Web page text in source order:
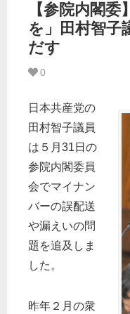
【参院内閣
を」田村智子
だす
0
日本共産党の
田村智子議員
は５月31日の
参院内閣委員
会でマイナン
バーの誤配送
や漏えいの問
題を追及しま
した。
昨年２月の衆